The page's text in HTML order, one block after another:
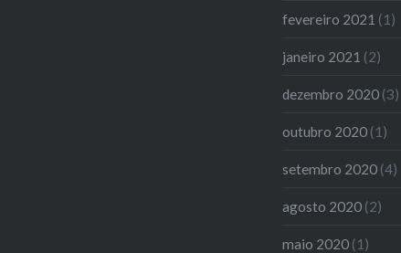
fevereiro 2021 (1)
janeiro 2021 (2)
dezembro 2020 (3)
outubro 2020 (1)
setembro 2020 (4)
agosto 2020 (2)
maio 2020 (1)